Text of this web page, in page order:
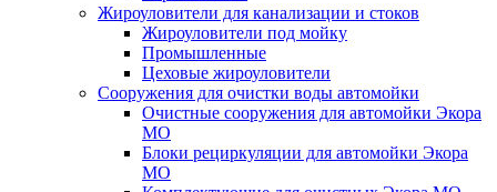
Жироуловители для канализации и стоков
Жироуловители под мойку
Промышленные
Цеховые жироуловители
Сооружения для очистки воды автомойки
Очистные сооружения для автомойки Экора
МО
Блоки рециркуляции для автомойки Экора
МО